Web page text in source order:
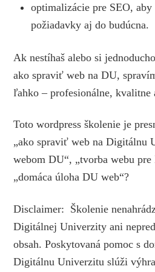
optimalizácie pre SEO,
požiadavky aj do budúcna.
Ak nestíhaš alebo si
ako spraviť web na DU,
ľahko – profesionálne, kvalitne
Toto wordpress školenie je
„ako spraviť web na Digitálnu
webom DU“, „tvorba webu
„domáca úloha DU web“?
Disclaimer: Školenie
Digitálnej Univerzity ani
obsah. Poskytovaná pomoc s
Digitálnu Univerzitu slúži